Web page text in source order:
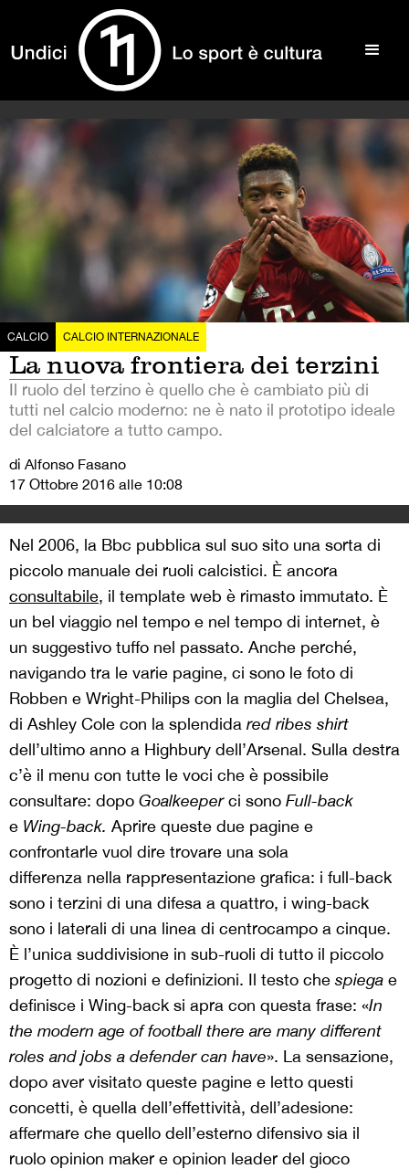
CALCIO CALCIO INTERNAZIONALE
La nuova frontiera dei terzini
Il ruolo del terzino è quello che è cambiato più di
tutti nel calcio moderno: ne è nato il prototipo ideale
del calciatore a tutto campo.
di Alfonso Fasano
17 Ottobre 2016 alle 10:08
Nel 2006, la Bbc pubblica sul suo sito una sorta di
piccolo manuale dei ruoli calcistici. È ancora
consultabile, il template web è rimasto immutato. È
un bel viaggio nel tempo e nel tempo di internet, è
un suggestivo tuffo nel passato. Anche perché,
navigando tra le varie pagine, ci sono le foto di
Robben e Wright-Philips con la maglia del Chelsea,
di Ashley Cole con la splendida red ribes shirt
dell’ultimo anno a Highbury dell’Arsenal. Sulla destra
c’è il menu con tutte le voci che è possibile
consultare: dopo Goalkeeperci sono Full-back
e Wing-back. Aprire queste due pagine e
confrontarle vuol dire trovare una sola
differenza nella rappresentazione grafica: i full-back
sono i terzini di una difesa a quattro, i wing-back
sono i laterali di una linea di centrocampo a cinque.
È l’unica suddivisione in sub-ruoli di tutto il piccolo
progetto di nozioni e definizioni. Il testo che spiega e
definisce i Wing-back si apra con questa frase: «In
the modern age of football there are many different
roles and jobs a defender can have». La sensazione,
dopo aver visitato queste pagine e letto questi
concetti, è quella dell’effettività, dell’adesione:
affermare che quello dell’esterno difensivo sia il
ruolo opinion maker e opinion leader del gioco